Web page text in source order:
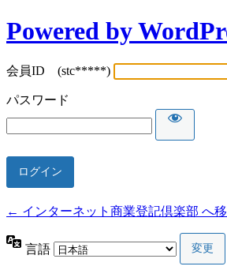
Powered by
会員ID (stc*****)
パスワード
← インターネット商業登記倶楽部 へ
言語